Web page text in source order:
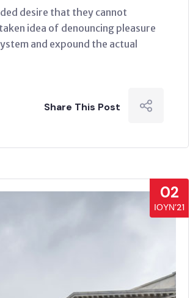
desire that they cannot
idea of denouncing pleasure
and expound the actual
Share This Post
02
ΙΟΎΝ’21